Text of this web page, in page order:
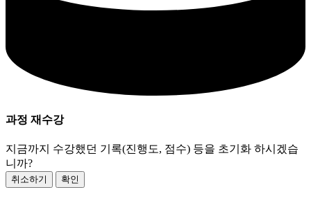
과정 재수강
지금까지 수강했던 기록(진행도, 점수) 등을 초기화 하시겠습
니까?
취소하기 확인